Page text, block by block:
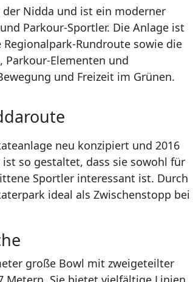
Nidda und ist ein moderner
Parkour-Sportler. Die Anlage ist
Rundroute sowie die
Parkour-Elementen und
und Freizeit im Grünen.
neu konzipiert und 2016
so gestaltet, dass sie sowohl für
Sportler interessant ist. Durch
ideal als Zwischenstopp bei
große Bowl mit zweigeteilter